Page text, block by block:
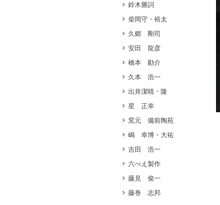
鈴木勝詞
柴岡守・裕太
久郷 剛司
安田 龍彦
橋本 勘介
久本 浩一
出井潔晴・隆
星 正幸
窯元 備前陶苑
嶋 幸博・大祐
吉田 浩一
六べえ製作
藤見 俊一
藤巻 志邦